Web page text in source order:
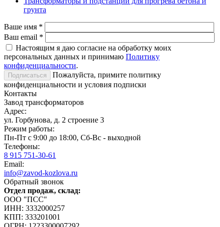
грунта
Ваше имя *
Ваш email *
Настоящим я даю согласие на обработку моих
персональных данных и принимаю Политику
конфиденциальности.
Пожалуйста, примите политику
конфиденциальности и условия подписки
Контакты
Завод трансформаторов
Адрес:
ул. Горбунова, д. 2 строение 3
Режим работы:
Пн-Пт с 9:00 до 18:00, Сб-Вс - выходной
Телефоны:
8 915 751-30-61
Email:
info@zavod-kozlova.ru
Обратный звонок
Отдел продаж, склад:
ООО "ПСС"
ИНН: 3332000257
КПП: 333201001